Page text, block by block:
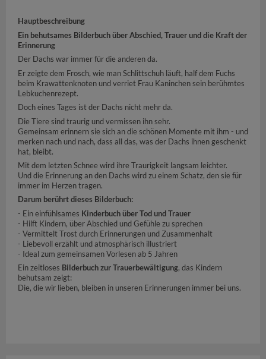
Hauptbeschreibung
Ein behutsames Bilderbuch über Abschied, Trauer und die Kraft der
Erinnerung
Der Dachs war immer für die anderen da.
Er zeigte dem Frosch, wie man Schlittschuh läuft, half dem Fuchs
beim Krawattenknoten und verriet Frau Kaninchen sein berühmtes
Lebkuchenrezept.
Doch eines Tages ist der Dachs nicht mehr da.
Die Tiere sind traurig und vermissen ihn sehr.
Gemeinsam erinnern sie sich an die schönen Momente mit ihm - und
merken nach und nach, dass all das, was der Dachs ihnen geschenkt
hat, bleibt.
Mit dem letzten Schnee wird ihre Traurigkeit langsam leichter.
Und die Erinnerung an den Dachs wird zu einem Schatz, den sie für
immer im Herzen tragen.
Darum berührt dieses Bilderbuch:
- Ein einfühlsames Kinderbuch über Tod und Trauer
- Hilft Kindern, über Abschied und Gefühle zu sprechen
- Vermittelt Trost durch Erinnerungen und Zusammenhalt
- Liebevoll erzählt und atmosphärisch illustriert
- Ideal zum gemeinsamen Vorlesen ab 5 Jahren
Ein zeitloses Bilderbuch zur Trauerbewältigung, das Kindern
behutsam zeigt:
Die, die wir lieben, bleiben in unseren Erinnerungen immer bei uns.